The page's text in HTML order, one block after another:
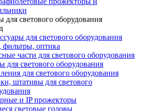
для светового оборудования
для светового оборудования
фильтры, оптика
части для светового оборудования
для светового оборудования
для светового оборудования
штативы для светового
и IP прожекторы
световые головы